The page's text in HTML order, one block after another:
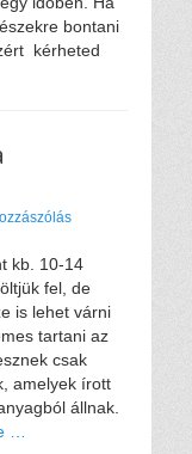
bontani
kérheted
kb. 10-14
fel, de
is lehet várni
tartani az
csak
amelyek írott
állnak.
…